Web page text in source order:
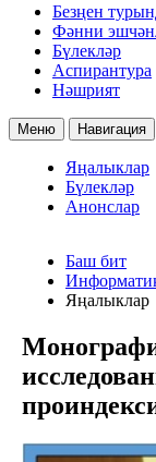
Безңен
Фәнни
Бүлекләр
Аспирантура
Нәшрият
Меню Навигация
Яңалыклар
Бүлекләр
Анонслар
Баш бит
Яңалыклар